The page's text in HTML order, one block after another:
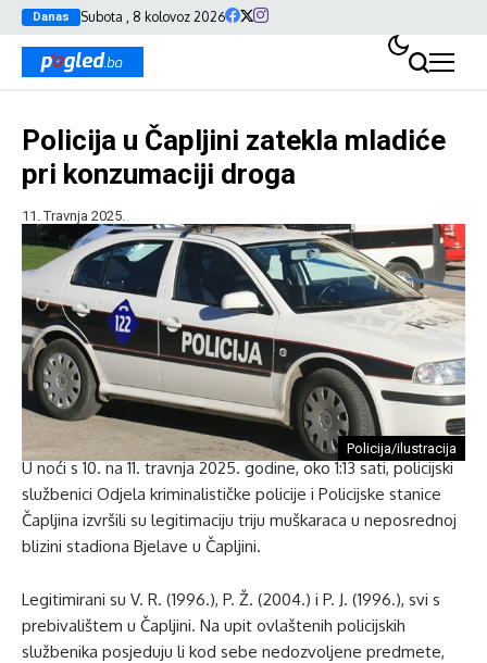
Danas Subota , 8 kolovoz 2026
Policija u Čapljini zatekla mladiće
pri konzumaciji droga
11. Travnja 2025.
Policija/ilustracija
U noći s 10. na 11. travnja 2025. godine, oko 1:13 sati, policijski
službenici Odjela kriminalističke policije i Policijske stanice
Čapljina izvršili su legitimaciju triju muškaraca u neposrednoj
blizini stadiona Bjelave u Čapljini.
Legitimirani su V. R. (1996.), P. Ž. (2004.) i P. J. (1996.), svi s
prebivalištem u Čapljini. Na upit ovlaštenih policijskih
službenika posjeduju li kod sebe nedozvoljene predmete,